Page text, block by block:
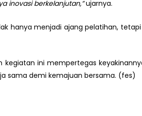
inovasi berkelanjutan,”ujarnya.
hanya menjadi ajang pelatihan,
kegiatan ini mempertegas
sama demi kemajuan bersama. (fes)